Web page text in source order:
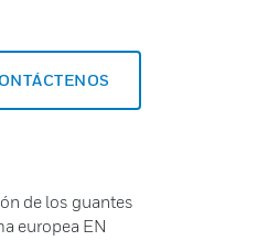
de los guantes
europea EN